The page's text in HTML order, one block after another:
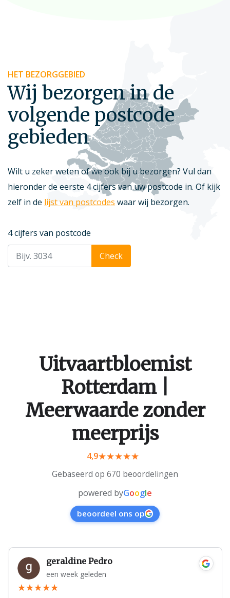
HET BEZORGGEBIED
Wij bezorgen in de
volgende postcode
gebieden
Wilt u zeker weten of we ook bij u bezorgen? Vul dan
hieronder de eerste 4 cijfers van uw postcode in. Of kijk
zelf in de lijst van postcodes waar wij bezorgen.
4 cijfers van postcode
Check
Uitvaartbloemist
Rotterdam |
Meerwaarde zonder
meerprijs
4,9
Gebaseerd op 670 beoordelingen
powered byGoogle
beoordeel ons op
geraldine Pedro
een week geleden